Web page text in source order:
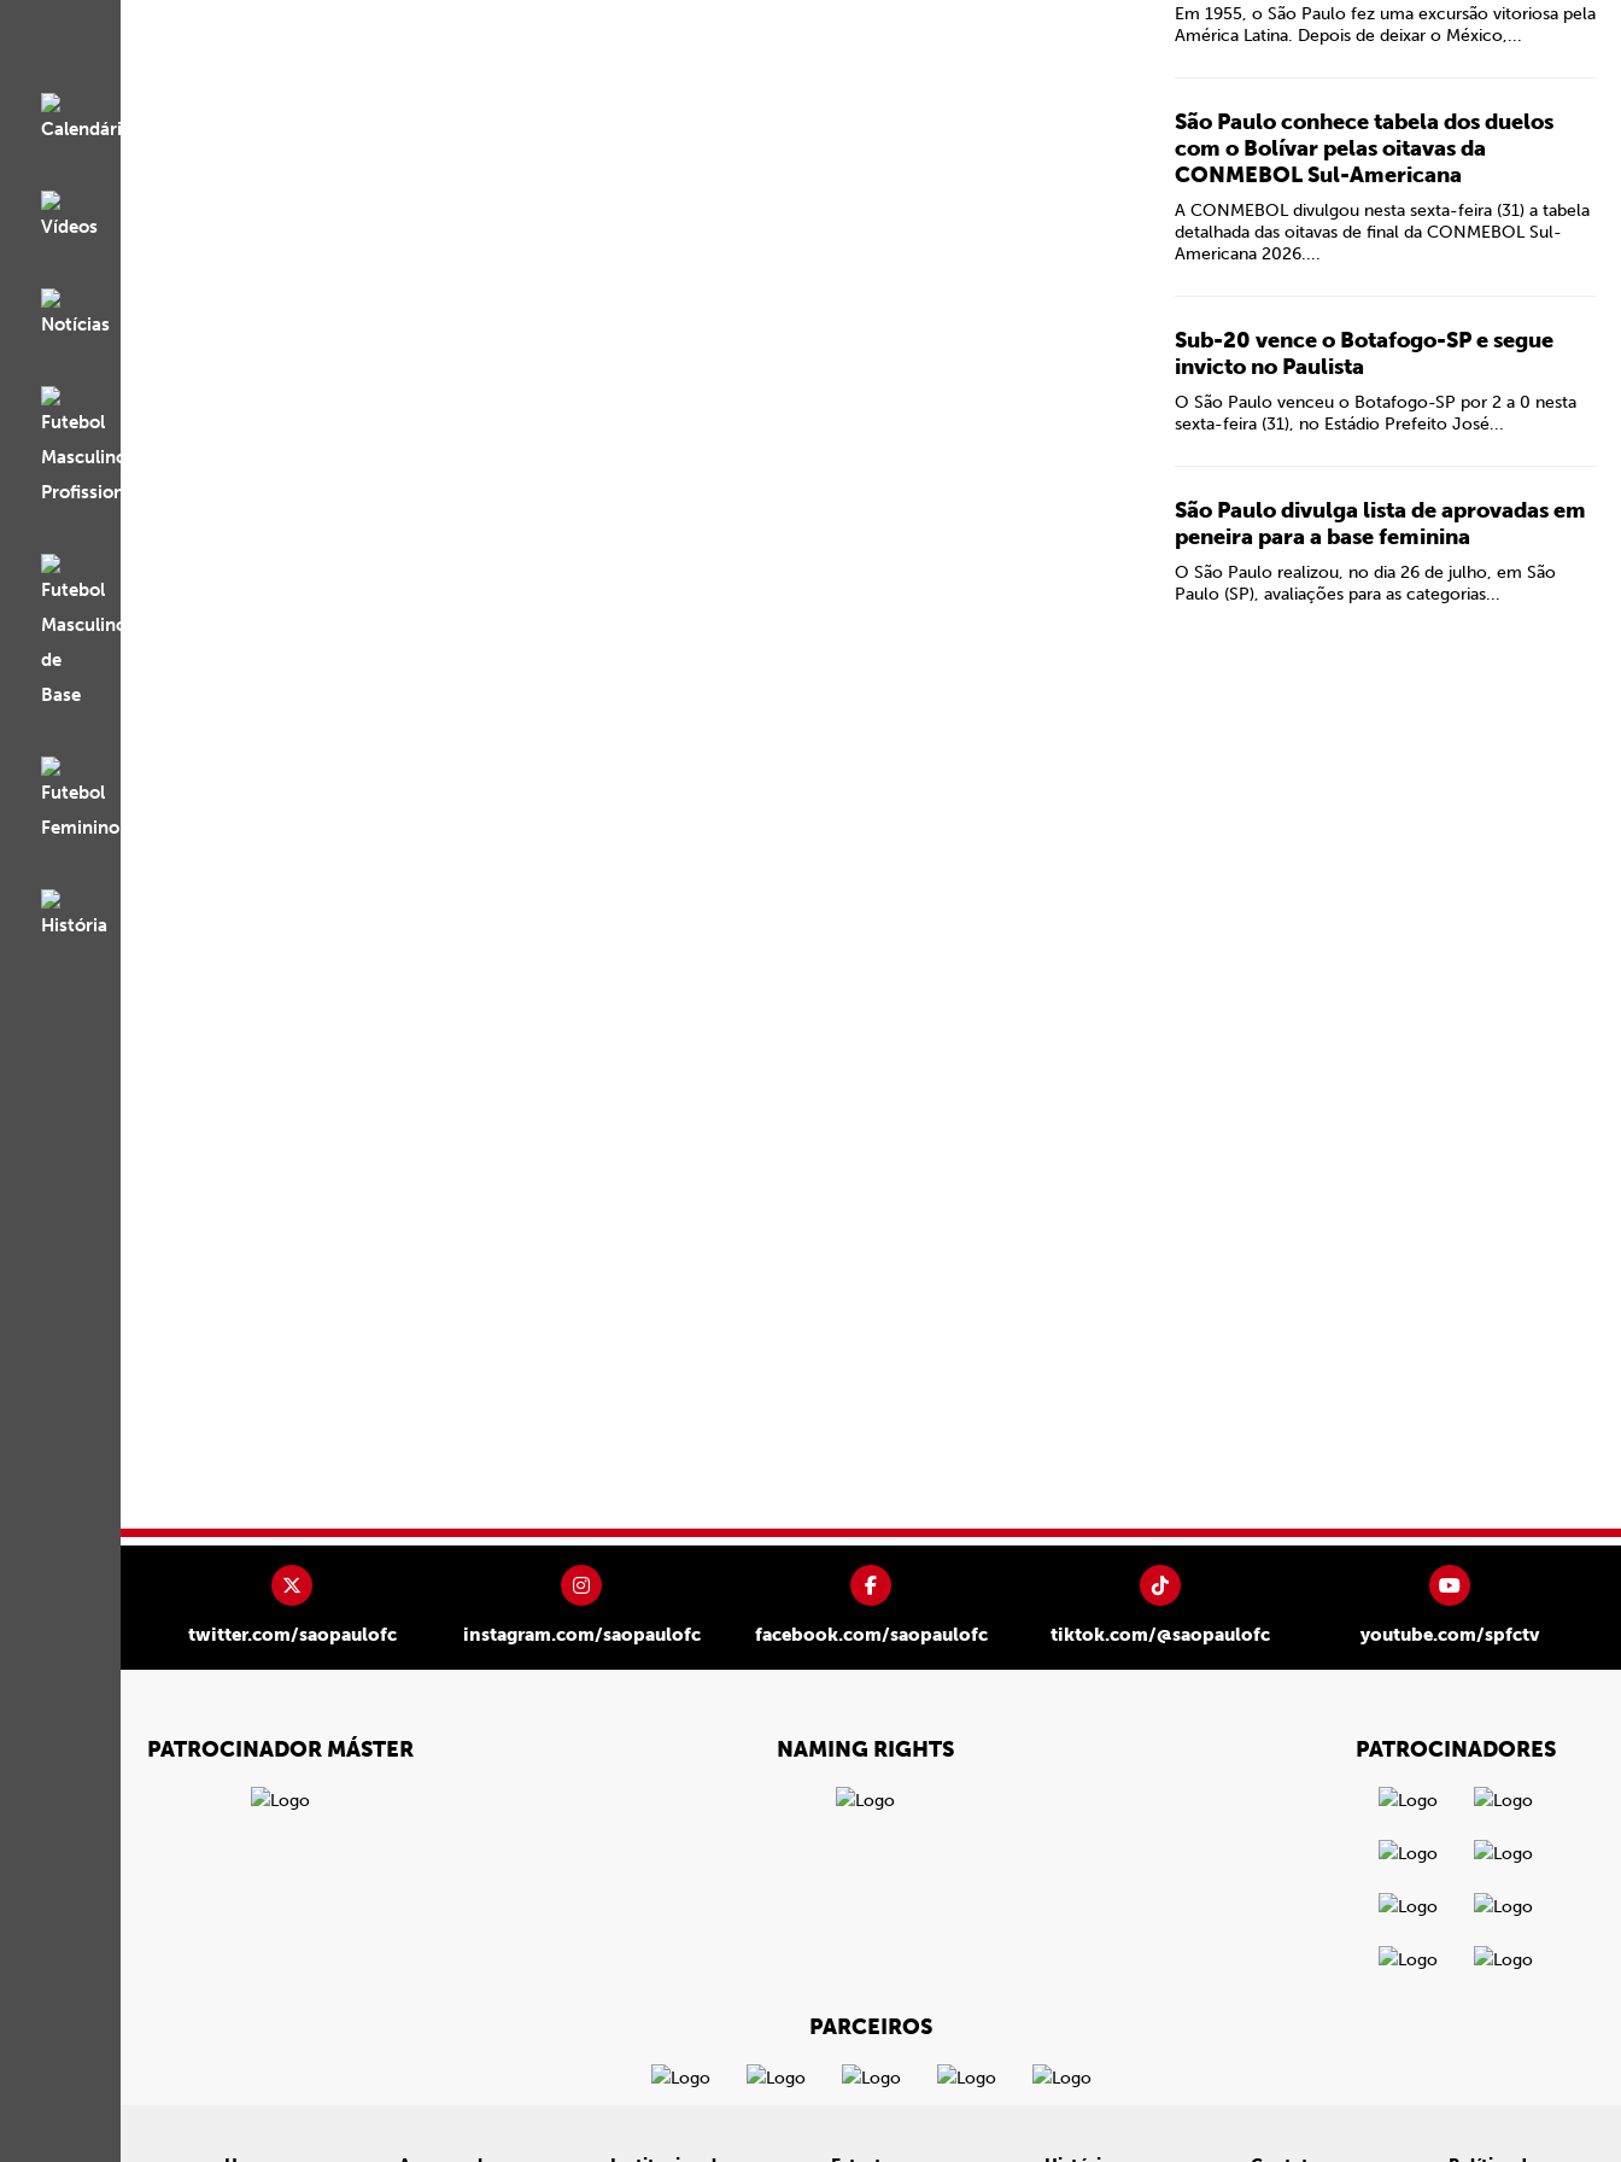
Em 1955, o São Paulo fez uma excursão vitoriosa pela
América Latina. Depois de deixar o México,...
São Paulo conhece tabela dos duelos
com o Bolívar pelas oitavas da
CONMEBOL Sul-Americana
A CONMEBOL divulgou nesta sexta-feira (31) a tabela
detalhada das oitavas de final da CONMEBOL Sul-
Americana 2026....
Sub-20 vence o Botafogo-SP e segue
invicto no Paulista
O São Paulo venceu o Botafogo-SP por 2 a 0 nesta
sexta-feira (31), no Estádio Prefeito José...
São Paulo divulga lista de aprovadas em
peneira para a base feminina
O São Paulo realizou, no dia 26 de julho, em São
Paulo (SP), avaliações para as categorias...
twitter.com/saopaulofc instagram.com/saopaulofc facebook.com/saopaulofc tiktok.com/@saopaulofc youtube.com/spfctv
PATROCINADOR MÁSTER NAMING RIGHTS PATROCINADORES
PARCEIROS